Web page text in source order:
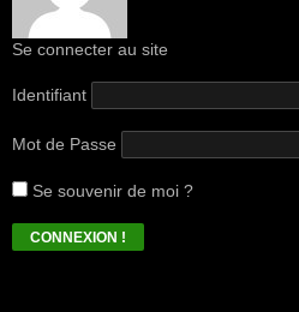
Se connecter au site
Identifiant
Mot de Passe
Se souvenir de moi ?